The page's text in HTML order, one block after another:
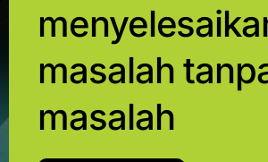
masalah
masalah